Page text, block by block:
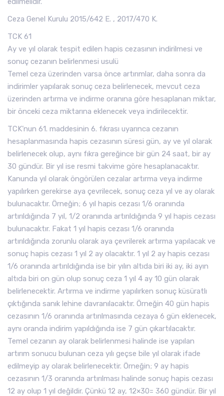
Ceza Genel Kurulu 2015/642 E. , 2017/470 K.
TCK 61
Ay ve yıl olarak tespit edilen hapis cezasının indirilmesi ve
sonuç cezanın belirlenmesi usulü
Temel ceza üzerinden varsa önce artırımlar, daha sonra da
indirimler yapılarak sonuç ceza belirlenecek, mevcut ceza
üzerinden artırma ve indirme oranına göre hesaplanan miktar,
bir önceki ceza miktarına eklenecek veya indirilecektir.
TCK’nun 61. maddesinin 6. fıkrası uyarınca cezanın
hesaplanmasında hapis cezasının süresi gün, ay ve yıl olarak
belirlenecek olup, aynı fıkra gereğince bir gün 24 saat, bir ay
30 gündür. Bir yıl ise resmi takvime göre hesaplanacaktır.
Kanunda yıl olarak öngörülen cezalar artırma veya indirme
yapılırken gerekirse aya çevrilecek, sonuç ceza yıl ve ay olarak
bulunacaktır. Örneğin; 6 yıl hapis cezası 1/6 oranında
artırıldığında 7 yıl, 1/2 oranında artırıldığında 9 yıl hapis cezası
bulunacaktır. Fakat 1 yıl hapis cezası 1/6 oranında
artırıldığında zorunlu olarak aya çevrilerek artırma yapılacak ve
sonuç hapis cezası 1 yıl 2 ay olacaktır. 1 yıl 2 ay hapis cezası
1/6 oranında artırıldığında ise bir yılın altıda biri iki ay, iki ayın
altıda biri on gün olup sonuç ceza 1 yıl 4 ay 10 gün olarak
belirlenecektir. Artırma ve indirme yapılırken sonuç küsüratlı
çıktığında sanık lehine davranılacaktır. Örneğin 40 gün hapis
cezasının 1/6 oranında artırılmasında cezaya 6 gün eklenecek,
aynı oranda indirim yapıldığında ise 7 gün çıkartılacaktır.
Temel cezanın ay olarak belirlenmesi halinde ise yapılan
artırım sonucu bulunan ceza yılı geçse bile yıl olarak ifade
edilmeyip ay olarak belirlenecektir. Örneğin; 9 ay hapis
cezasının 1/3 oranında artırılması halinde sonuç hapis cezası
12 ay olup 1 yıl değildir. Çünkü 12 ay, 12×30= 360 gündür. Bir yıl